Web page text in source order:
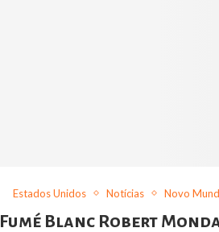
Estados Unidos Notícias Novo
Fumé Blanc Robert